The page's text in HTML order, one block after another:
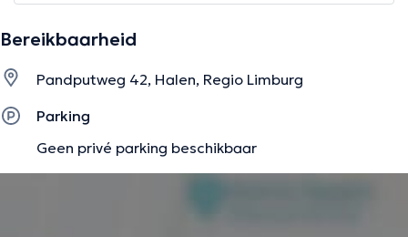
Bereikbaarheid
Pandputweg 42, Halen, Regio Limburg
Parking
Geen privé parking beschikbaar